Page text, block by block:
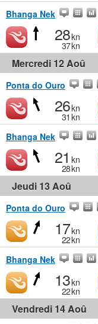
Bhanga Nek
28kn
37kn
Mercredi 12 Aoû
Ponta do Ouro
26kn
31 kn
Bhanga Nek
21 kn
28kn
Jeudi 13 Aoû
Ponta do Ouro
17kn
22kn
Bhanga Nek
13kn
22kn
Vendredi 14 Aoû